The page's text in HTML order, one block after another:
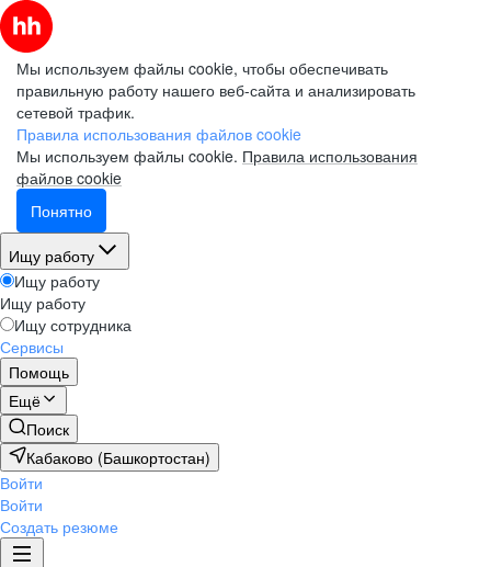
Мы используем файлы cookie, чтобы обеспечивать
правильную работу нашего веб-сайта и анализировать
сетевой трафик.
Правила использования файлов cookie
Мы используем файлы cookie. Правила использования
файлов cookie
Понятно
Ищу работу
Ищу работу
Ищу работу
Ищу сотрудника
Сервисы
Помощь
Ещё
Поиск
Кабаково (Башкортостан)
Войти
Войти
Создать резюме